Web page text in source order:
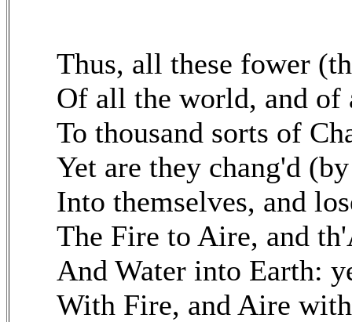
Thus, all these fower
Of all the world, and
To thousand sorts of
Yet are they chang'd
Into themselves, and
The Fire to Aire, and
And Water into Earth:
With Fire, and Aire